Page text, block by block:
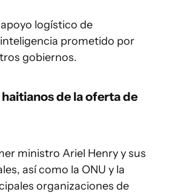
logístico de
prometido por
gobiernos.
de la oferta de
ministro Ariel Henry y sus
así como la ONU y la
organizaciones de